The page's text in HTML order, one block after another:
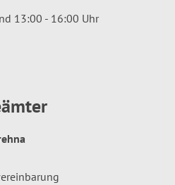
13:00 - 16:00 Uhr